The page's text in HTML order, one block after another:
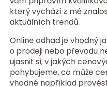
který vychází z mé
aktuálních trendů.
Online odhad je vhodný
o prodeji nebo převodu
ujasnit si, v jakých
pohybujeme, co může
vhodné například